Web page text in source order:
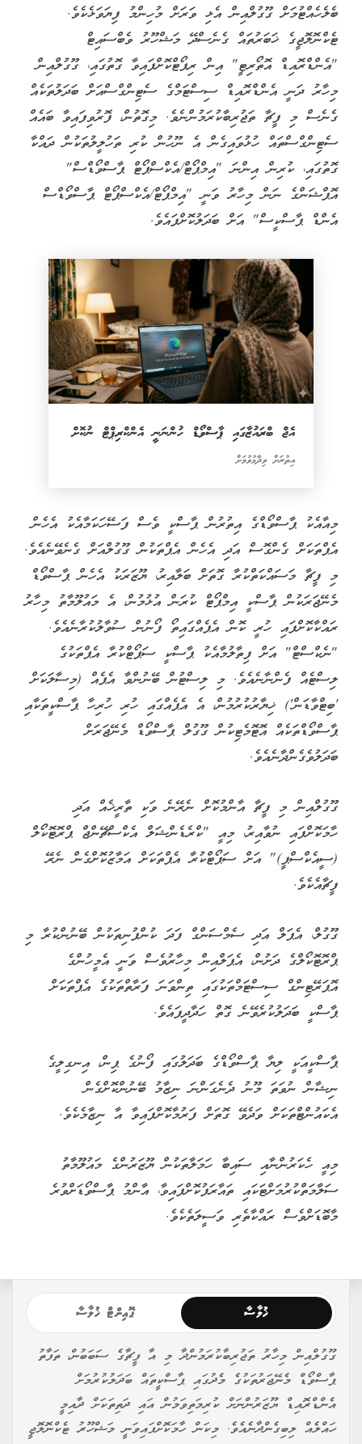
ބެލެހެއްޓުމަށް ގޫގުލްއިން އެޅި ވަރަށް މުހިންމު ފިޔަވަޅެކެވެ.
ޓެކްނޮލޮޖީގެ ޚަބަރުތައް ގެނެސްދޭ މަޝްހޫރު ވެބްސައިޓް
"އެންޑްރޮއިޑް އޮތޯރިޓީ" އިން ރިޕޯޓްކޮށްފައިވާ ގޮތުގައި، ގޫގުލްއިން
މިހާރު ދަނީ އެންޑްރޮއިޑް ސިސްޓަމްގެ ސެޓިންގްސްއަށް ބަދަލުތަކެއް
ގެނެސް މި ފީޗާ ތަޖުރިބާކުރަމުންނެވެ. މިގޮތުން، ފޮރުވިފައިވާ ބައެއް
ސެޓިންގްސްތައް ހުޅުވައިގެން އެ ނޫހުން ކުރި ތަހުލީލުތަކުން ދައްކާ
ގޮތުގައި، ކުރިން އިންނަ "އިމްޕޯޓް/އެކްސްޕޯޓް ޕާސްވޯޑްސް"
އޮޕްޝަންގެ ނަން މިހާރު ވަނީ "އިމްޕޯޓް/އެކްސްޕޯޓް ޕާސްވޯޑްސް
އެންޑް ޕާސްކީސް" އަށް ބަދަލުކޮށްފައެވެ.
އެޖް ބްރައުޒާގައި ޕާސްވޯޑް ހުންނަނީ އެންކްރިޕްޓް ނުކޮށް
އިތުރަށް ވިދާޅުވުމަށް
މިއާއެކު ޕާސްވޯޑްގެ އިތުރުން ޕާސްކީ ވެސް ފަސޭހަކަމާއެކު އެހެން
އެޕްތަކަށް ގެންގޮސް އަދި އެހެން އެޕްތަކުން ގޫގުލްއަށް ގެނެވޭނެއެވެ.
މި ފީޗާ މަސައްކަތްކުރާ ގޮތަށް ބަލާއިރު، ޔޫޒަރަކު އެހެން ޕާސްވޯޑް
މެނޭޖަރަކުން ޕާސްކީ އިމްޕޯޓް ކުރަން އުޅުމުން، އެ މައުލޫމާތު މިހާރު
ރައްކާކޮށްފައި ހުރީ ކޮން އެޕެއްގައިތޯ ފޯނުން ސުވާލުކުރާނެއެވެ.
"ނެކްސްޓް" އަށް ފިތާލުމާއެކު ޕާސްކީ ސަޕޯޓްކުރާ އެޕްތަކުގެ
ލިސްޓެއް ފެންނާނެއެވެ. މި ލިސްޓުން ބޭނުންވާ އެޕެއް (މިސާލަކަށް
'ބިޓްވާޑަން') ޚިޔާރުކުރުމުން، އެ އެޕެއްގައި ހުރި ހުރިހާ ޕާސްކީތަކާއި
ޕާސްވޯޑްތަކެއް އޮޓޮމެޓިކުން ގޫގުލް ޕާސްވޯޑް މެނޭޖަރަށް
ބަދަލުވެގެންދާނެއެވެ.
ގޫގުލްއިން މި ފީޗާ އާންމުކޮށް ނެރޭނެ ވަކި ތާރީޚެއް އަދި
ހާމަކޮށްފައި ނުވާއިރު، މިއީ "ކްރެޑެންޝަލް އެކްސްޗޭންޖް ޕްރޮޓޮކޯލް
(ސީއެކްސްޕީ)" އަށް ސަޕޯޓްކުރާ އެޕްތަކަށް އަމާޒުކޮށްގެން ނެރޭ
ފީޗާއެކެވެ.
ގޫގުލް، އެޕަލް އަދި ސެމްސަންގް ފަދަ ކުންފުނިތަކުން ބޭނުންކުރާ މި
ޕްރޮޓޮކޯލްގެ ދަށުން، އެޕަލްއިން މިހާރުވެސް ވަނީ އެމީހުންގެ
އޮޕަރޭޓިންގް ސިސްޓަމްތަކުގައި ތިންވަނަ ފަރާތްތަކުގެ އެޕްތަކަށް
ޕާސްކީ ބަދަލުކުރެވޭނެ ގޮތް ހަދާދީފައެވެ.
ޕާސްކީއަކީ ލިޔާ ޕާސްވޯޑްގެ ބަދަލުގައި ފޯނުގެ ޕިން، އިނގިލީގެ
ނިޝާން ނުވަތަ މޫނު ދެނެގަންނަ ނިޒާމު ބޭނުންކޮށްގެން
އެކައުންޓްތަކަށް ވަދެވޭ ގޮތަށް ފަރުމާކޮށްފައިވާ އާ ނިޒާމެކެވެ.
މިއީ ހެކަރުންނާއި ސައިބާ ހަމަލާތަކުން ޔޫޒަރުންގެ މައުލޫމާތު
ސަލާމަތްކުރުމަށްޓަކައި ތައާރަފުކޮށްފައިވާ، އާންމު ޕާސްވޯޑަށްވުރެ
މާބޮޑަށްވެސް ރައްކާތެރި ވަސީލަތެކެވެ.
ޚުލާސާ ޕޮއިންޓް ޚުލާސާ
ގޫގުލްއިން މިހާރު ތަޖުރިބާކުރަމުންދާ މި އާ ފީޗާގެ ސަބަބުން، ތަފާތު
ޕާސްވޯޑް މެނޭޖަރުތަކުގެ މެދުގައި ޕާސްކީތައް ބަދަލުކުރުމަށް
އެންޑްރޮއިޑް ޔޫޒަރުންނަށް ކުރިމަތިވަމުން އައި ދަތިތަކަށް ދާއިމީ
ހައްލެއް ލިބިގެންދާނެއެވެ. މިކަން ހާމަކޮށްފައިވަނީ މަޝްހޫރު ޓެކްނޮލޮޖީ